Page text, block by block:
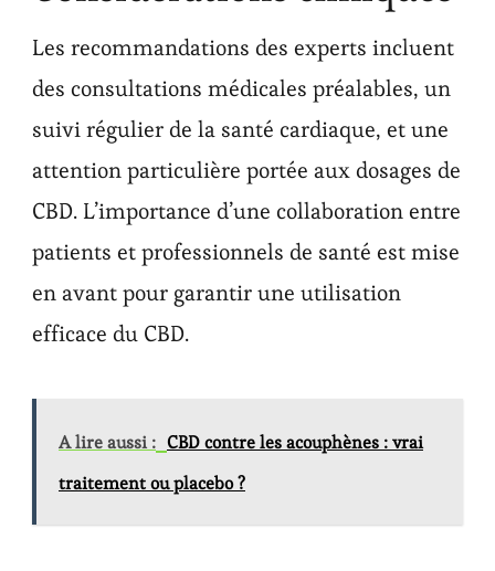
Les recommandations des experts incluent
des consultations médicales préalables, un
suivi régulier de la santé cardiaque, et une
attention particulière portée aux dosages de
CBD. L’importance d’une collaboration entre
patients et professionnels de santé est mise
en avant pour garantir une utilisation
efficace du CBD.
A lire aussi : CBD contre les acouphènes : vrai
traitement ou placebo ?